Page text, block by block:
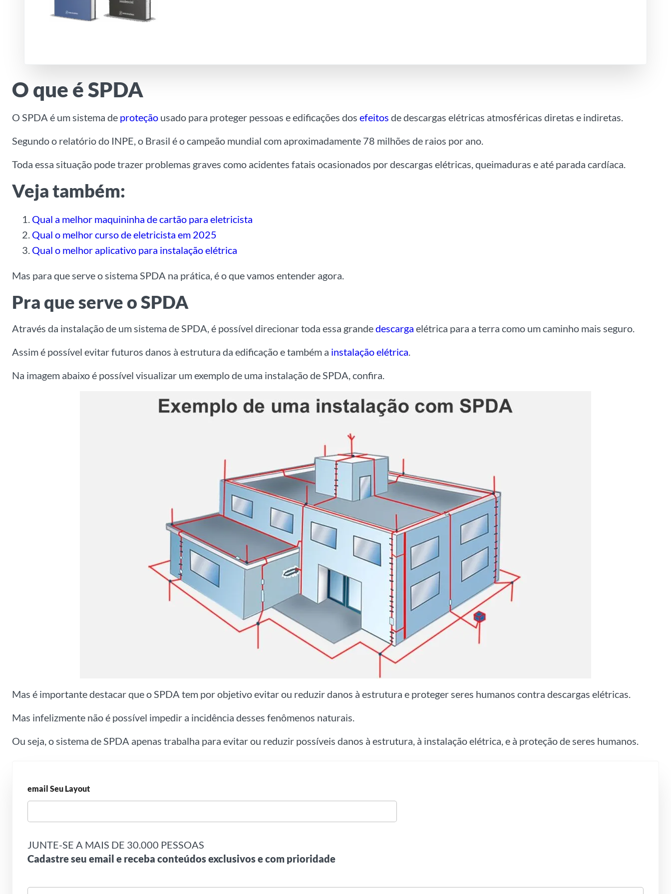
O que é SPDA
O SPDA é um sistema de proteção usado para proteger pessoas e edificações dos efeitos de descargas elétricas atmosféricas diretas e indiretas.
Segundo o relatório do INPE, o Brasil é o campeão mundial com aproximadamente 78 milhões de raios por ano.
Toda essa situação pode trazer problemas graves como acidentes fatais ocasionados por descargas elétricas, queimaduras e até parada cardíaca.
Veja também:
Qual a melhor maquininha de cartão para eletricista
Qual o melhor curso de eletricista em 2025
Qual o melhor aplicativo para instalação elétrica
Mas para que serve o sistema SPDA na prática, é o que vamos entender agora.
Pra que serve o SPDA
Através da instalação de um sistema de SPDA, é possível direcionar toda essa grandedescarga elétrica para a terra como um caminho mais seguro.
Assim é possível evitar futuros danos à estrutura da edificação e também a instalação elétrica.
Na imagem abaixo é possível visualizar um exemplo de uma instalação de SPDA, confira.
Mas é importante destacar que o SPDA tem por objetivo evitar ou reduzir danos à estrutura e proteger seres humanos contra descargas elétricas.
Mas infelizmente não é possível impedir a incidência desses fenômenos naturais.
Ou seja, o sistema de SPDA apenas trabalha para evitar ou reduzir possíveis danos à estrutura, à instalação elétrica, e à proteção de seres humanos.
email Seu Layout
JUNTE-SE A MAIS DE 30.000 PESSOAS
Cadastre seu email e receba conteúdos exclusivos e com prioridade
S